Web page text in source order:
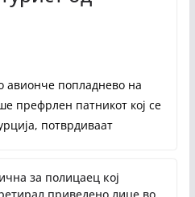
авионче попладнево на
префрлен патникот кој се
потврдиваат
за полицаец кој
приведено лице во